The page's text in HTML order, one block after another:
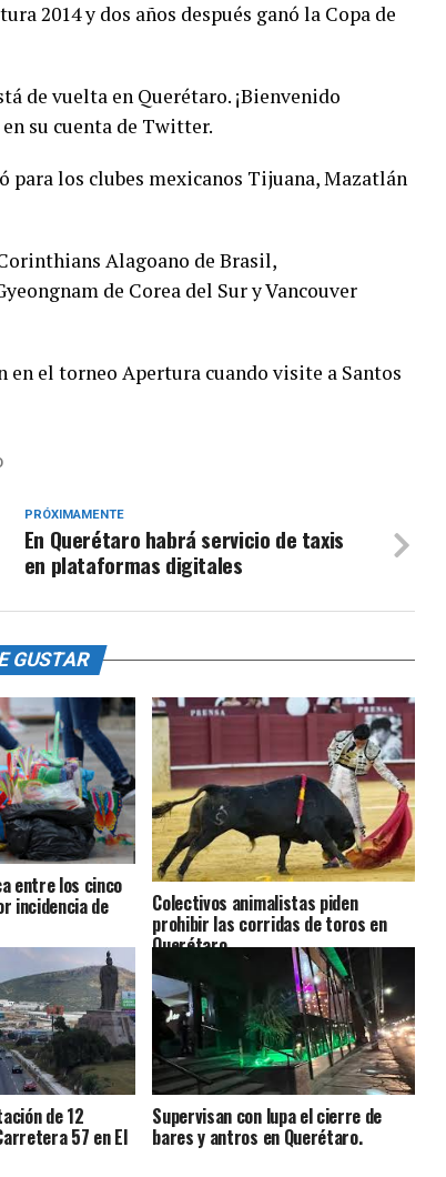
2014 y dos años después ganó la Copa de
de vuelta en Querétaro. ¡Bienvenido
su cuenta de Twitter.
para los clubes mexicanos Tijuana, Mazatlán
Alagoano de Brasil,
de Corea del Sur y Vancouver
el torneo Apertura cuando visite a Santos
PRÓXIMAMENTE
En Querétaro habrá servicio de taxis
en plataformas digitales
GUSTAR
entre los cinco
incidencia de Colectivos animalistas piden
prohibir las corridas de toros en
Querétaro.
de 12
57 en El
Supervisan con lupa el cierre de
bares y antros en Querétaro.